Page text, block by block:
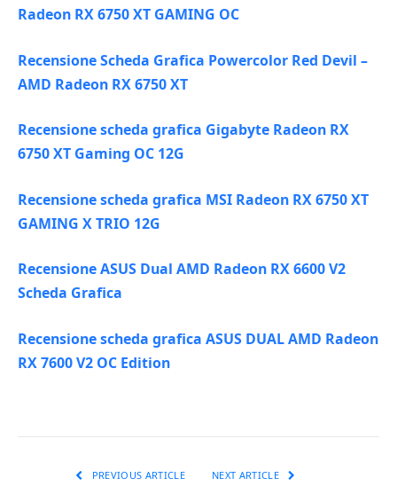
Radeon RX 6750 XT GAMING OC
Recensione Scheda Grafica Powercolor Red Devil –
AMD Radeon RX 6750 XT
Recensione scheda grafica Gigabyte Radeon RX
6750 XT Gaming OC 12G
Recensione scheda grafica MSI Radeon RX 6750 XT
GAMING X TRIO 12G
Recensione ASUS Dual AMD Radeon RX 6600 V2
Scheda Grafica
Recensione scheda grafica ASUS DUAL AMD Radeon
RX 7600 V2 OC Edition
PREVIOUS ARTICLE NEXT ARTICLE